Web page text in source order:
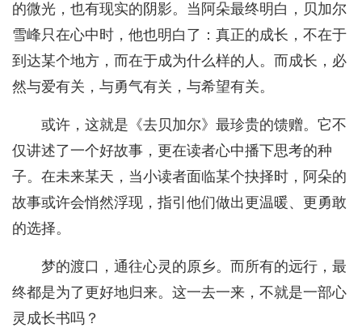
的微光，也有现实的阴影。当阿朵最终明白，贝加尔
雪峰只在心中时，他也明白了：真正的成长，不在于
到达某个地方，而在于成为什么样的人。而成长，必
然与爱有关，与勇气有关，与希望有关。
或许，这就是《去贝加尔》最珍贵的馈赠。它不
仅讲述了一个好故事，更在读者心中播下思考的种
子。在未来某天，当小读者面临某个抉择时，阿朵的
故事或许会悄然浮现，指引他们做出更温暖、更勇敢
的选择。
梦的渡口，通往心灵的原乡。而所有的远行，最
终都是为了更好地归来。这一去一来，不就是一部心
灵成长书吗？